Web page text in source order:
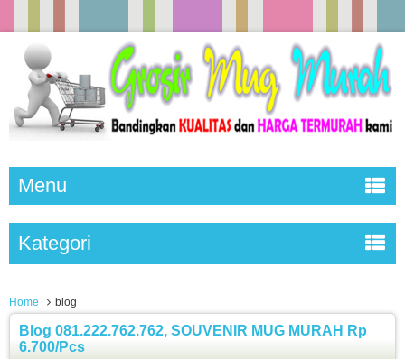
Menu
Kategori
Home blog
Blog 081.222.762.762, SOUVENIR MUG MURAH Rp
6.700/Pcs